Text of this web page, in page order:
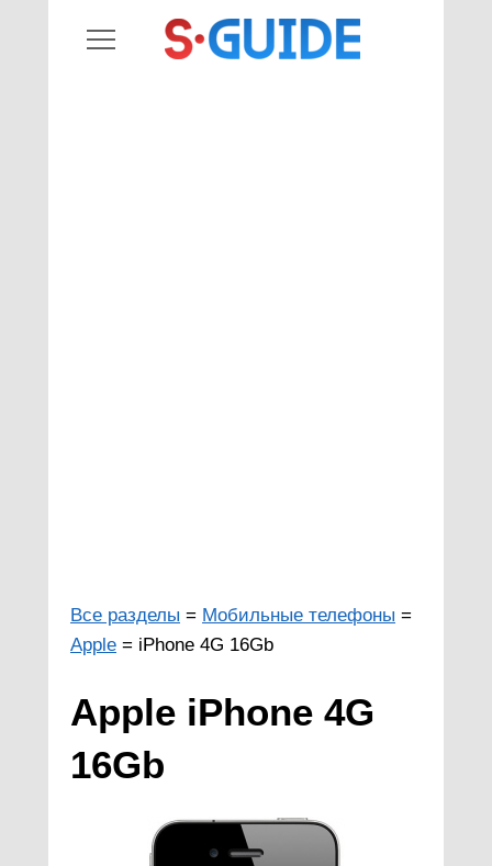
Все разделы = Мобильные телефоны =
Apple = iPhone 4G 16Gb
Apple iPhone 4G
16Gb